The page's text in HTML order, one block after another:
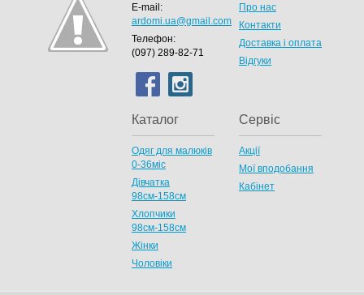
E-mail:
ardomi.ua@gmail.com
Телефон:
(097) 289-82-71
Про нас
Контакти
Доставка і оплата
Відгуки
Каталог
Одяг для малюків
0-36міс
Дівчатка
98cм-158см
Хлопчики
98см-158см
Жінки
Чоловіки
Сервіс
Акції
Мої вподобання
Кабінет